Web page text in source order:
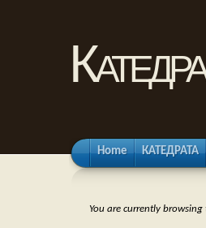
Home КАТЕДРАТА
You are currently